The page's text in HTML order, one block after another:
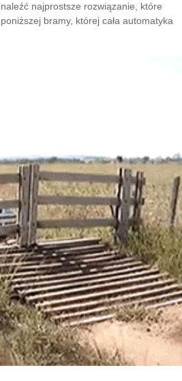
najprostsze rozwiązanie, które
bramy, której cała automatyka